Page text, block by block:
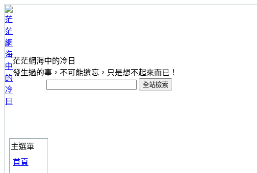
茫茫網海中的冷日
發生過的事，不可能遺忘，只是想不起來而已！
主選單
首頁